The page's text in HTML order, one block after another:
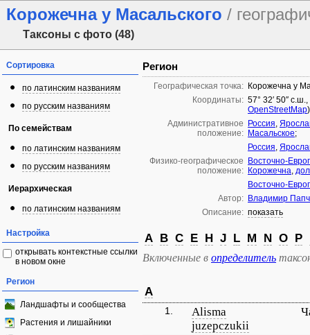
Корожечна у Масальского /
Таксоны с фото (48)
Сортировка
по латинским названиям
по русским названиям
По семействам
по латинским названиям
по русским названиям
Иерархическая
по латинским названиям
Настройка
открывать контекстные ссылки
в новом окне
Регион
Ландшафты и сообщества
Растения и лишайники
Регион
Географическая точка: Корожечна у
Координаты: 57° 32′ 50″
OpenStreetMap)
Административное
положение:
Россия,
Масальское;
Россия,
Физико-географическое
положение:
Восточно-
Корожечна,
Восточно-
Автор: Владимир
Описание: показать
A B C E H J L M N O P
Включенные в определитель
A
1.
Alisma
juzepczukii